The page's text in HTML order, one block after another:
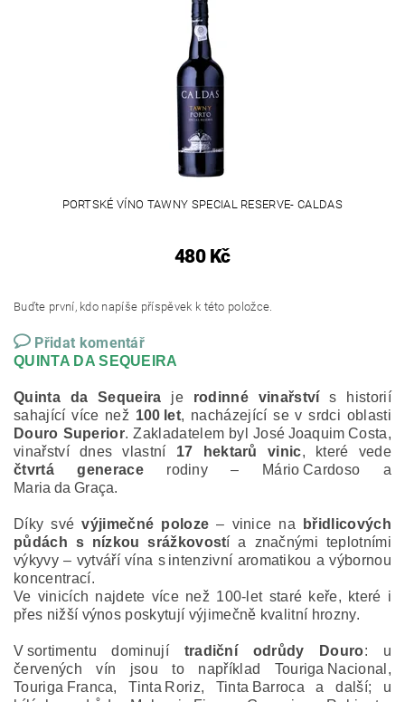
PORTSKÉ VÍNO TAWNY SPECIAL RESERVE- CALDAS
480 Kč
Buďte první, kdo napíše příspěvek k této položce.
Přidat komentář
QUINTA DA SEQUEIRA
Quinta da Sequeira je rodinné vinařství s historií
sahající více než 100 let, nacházející se v srdci oblasti
Douro Superior. Zakladatelem byl José Joaquim Costa,
vinařství dnes vlastní 17 hektarů vinic, které vede
čtvrtá generacerodiny – Mário Cardoso a
Maria da Graça.
Díky svévýjimečné poloze – vinice na
břidlicových
půdách s nízkou srážkovostí a značnými teplotními
výkyvy – vytváří vína s intenzivní aromatikou a výbornou
koncentrací.
Ve vinicích najdete více než 100‑let staré keře, které i
přes nižší výnos poskytují výjimečně kvalitní hrozny.
V sortimentu dominují tradiční odrůdy Douro: u
červených vín jsou to například Touriga Nacional,
Touriga Franca, Tinta Roriz, Tinta Barroca a další; u